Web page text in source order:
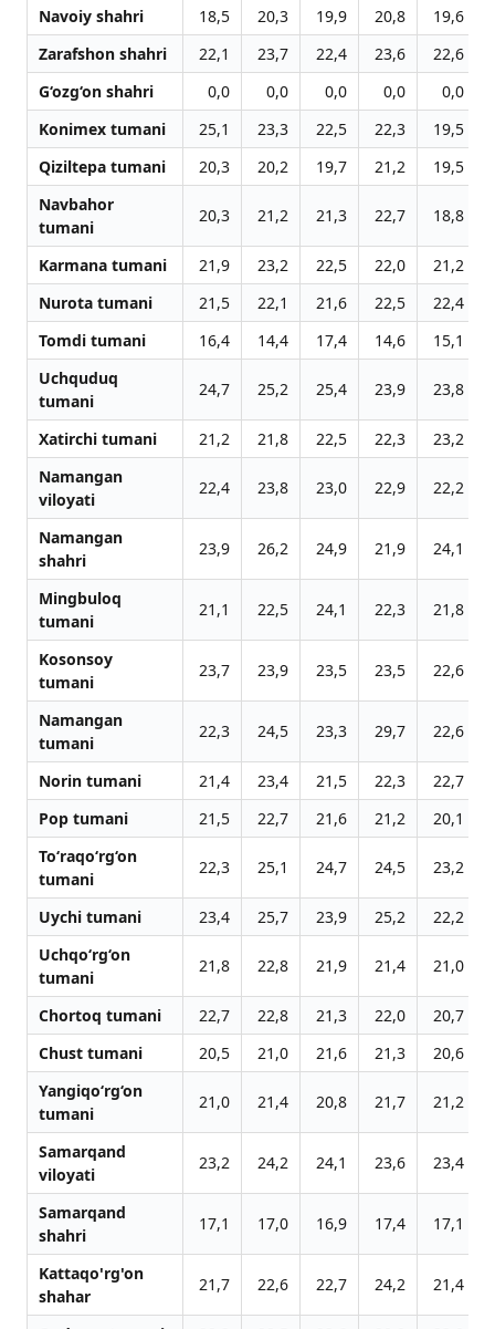
Navoiy shahri 18,5 20,3 19,9 20,8 19,6
Zarafshon shahri
22,1 23,7 22,4 23,6 22,6
G‘ozg‘on shahri
0,0 0,0 0,0 0,0
0,0
Konimex tumani
25,1 23,3 22,5 22,3 19,5
Qiziltepa tumani
20,3 20,2 19,7 21,2 19,5
Navbahor
tumani
20,3 21,2 21,3 22,7 18,8
Karmana tumani 21,9 23,2 22,5 22,0 21,2
Nurota tumani
21,5 22,1 21,6 22,5 22,4
Tomdi tumani
16,4 14,4 17,4 14,6 15,1
Uchquduq
tumani
24,7 25,2 25,4 23,9 23,8
Xatirchi tumani 21,2 21,8 22,5 22,3 23,2
Namangan
viloyati
22,4 23,8 23,0 22,9 22,2
Namangan
shahri
23,9 26,2 24,9 21,9 24,1
Mingbuloq
tumani
21,1 22,5 24,1 22,3 21,8
Kosonsoy
tumani
23,7 23,9 23,5 23,5 22,6
Namangan
tumani
22,3 24,5 23,3 29,7 22,6
Norin tumani 21,4 23,4 21,5 22,3 22,7
Pop tumani
21,5 22,7 21,6 21,2 20,1
To‘raqo‘rg‘on
tumani
22,3 25,1 24,7 24,5 23,2
Uychi tumani 23,4 25,7 23,9 25,2 22,2
Uchqo‘rg‘on
tumani
21,8 22,8 21,9 21,4 21,0
Chortoq tumani 22,7 22,8 21,3 22,0 20,7
Chust tumani
20,5 21,0 21,6 21,3 20,6
Yangiqo‘rg‘on
tumani
21,0 21,4 20,8 21,7 21,2
Samarqand
viloyati
23,2 24,2 24,1 23,6 23,4
Samarqand
shahri
17,1 17,0 16,9 17,4 17,1
Kattaqo'rg'on
shahar
21,7 22,6 22,7 24,2 21,4